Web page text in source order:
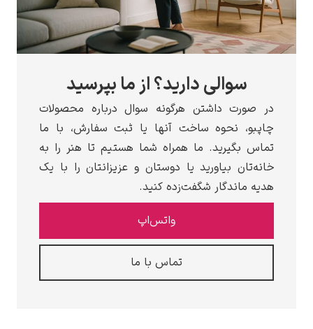
سوالی دارید؟ از ما بپرسید
در صورت داشتن هرگونه سوال درباره محصولات
چاپبو، نحوه ساخت آنها یا ثبت سفارش، با ما
تماس بگیرید. ما همراه شما هستیم تا هنر را به
خانه‌تان بیاورید یا دوستان و عزیزانتان را با یک
هدیه ماندگار شگفت‌زده کنید.
واتس‌اپ
تماس با ما